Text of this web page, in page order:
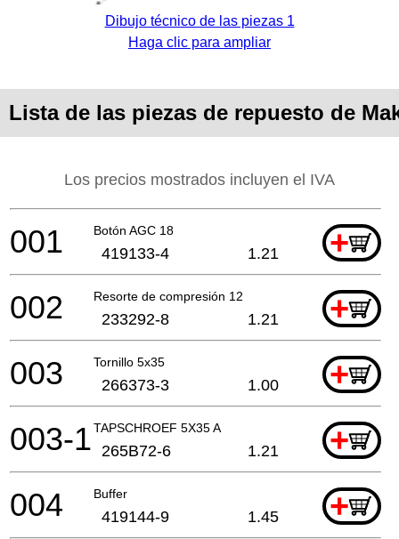
Dibujo técnico de las piezas 1
Haga clic para ampliar
Lista de las piezas de repuesto de
Los precios mostrados incluyen el IVA
Botón AGC 18 +
001 419133-4 1.21
Resorte de compresión 12 +
002 233292-8 1.21
Tornillo 5x35 +
003 266373-3 1.00
TAPSCHROEF 5X35 A +
003-1 265B72-6 1.21
Buffer +
004 419144-9 1.45